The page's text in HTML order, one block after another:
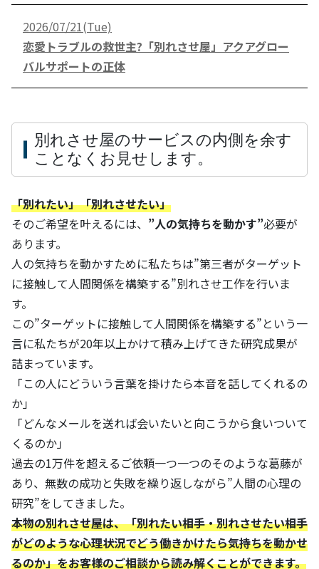
2026/07/21(Tue)
恋愛トラブルの救世主?「別れさせ屋」アクアグロー
バルサポートの正体
別れさせ屋のサービスの内側を余す
ことなくお見せします。
「別れたい」「別れさせたい」
そのご希望を叶えるには、 ”人の気持ちを動かす”必要が
あります。
人の気持ちを動かすために私たちは”第三者がターゲット
に接触して人間関係を構築する”別れさせ工作を行いま
す。
この”ターゲットに接触して人間関係を構築する”という一
言に私たちが20年以上かけて積み上げてきた研究成果が
詰まっています。
「この人にどういう言葉を掛けたら本音を話してくれるの
か」
「どんなメールを送れば会いたいと向こうから食いついて
くるのか」
過去の1万件を超えるご依頼一つ一つのそのような葛藤が
あり、無数の成功と失敗を繰り返しながら”人間の心理の
研究”をしてきました。
本物の別れさせ屋は、「別れたい相手・別れさせたい相手
がどのような心理状況でどう働きかけたら気持ちを動かせ
るのか」をお客様のご相談から読み解くことができます。